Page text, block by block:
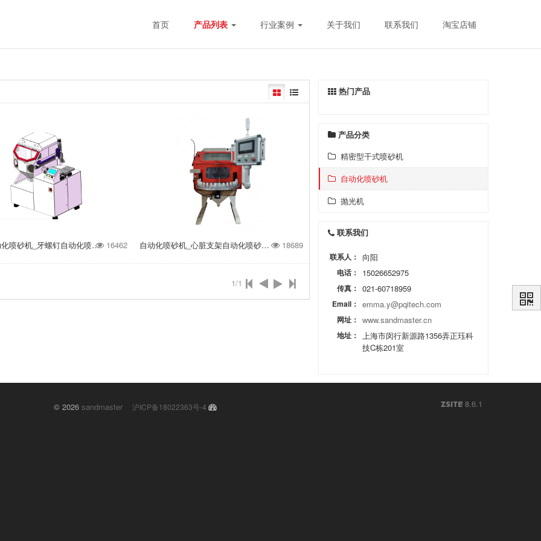
首页 产品列表 行业案例 关于我们 联系我们 淘宝店铺
60IN+自动化喷砂机_牙螺钉自动化喷砂机_牙种植体自动化喷砂机 16462 自动化喷砂机_心脏支架自动化喷砂机_血管支架自动化喷砂机 18689
1/1
热门产品
产品分类
精密型干式喷砂机
自动化喷砂机
抛光机
联系我们
联系人： 向阳
电话： 15026652975
传真： 021-60718959
Email： emma.y@pqitech.com
网址： www.sandmaster.cn
地址： 上海市闵行新源路1356弄正珏科
技C栋201室
© 2026 sandmaster 沪ICP备18022363号-4 8.6.1